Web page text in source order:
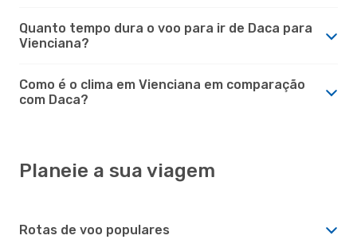
Quanto tempo dura o voo para ir de Daca para
Vienciana?
Como é o clima em Vienciana em comparação
com Daca?
Planeie a sua viagem
Rotas de voo populares